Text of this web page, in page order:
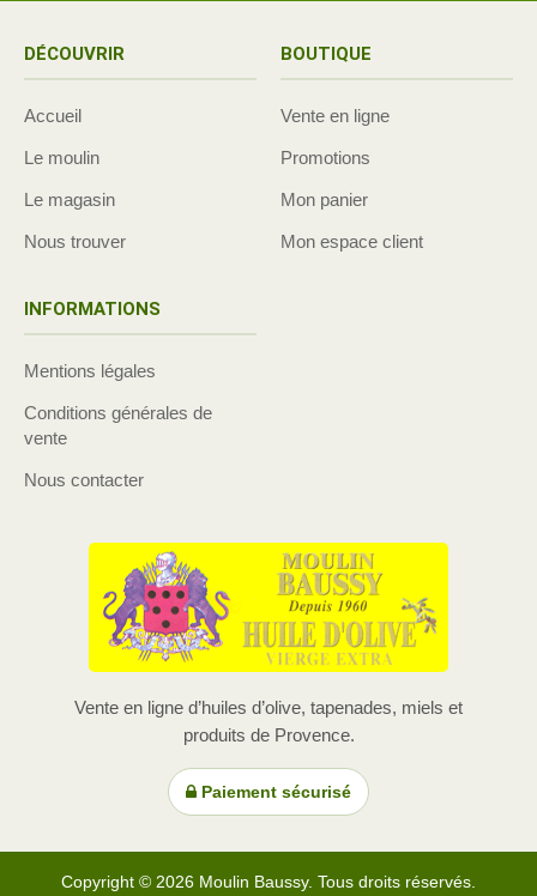
DÉCOUVRIR
Accueil
Le moulin
Le magasin
Nous trouver
BOUTIQUE
Vente en ligne
Promotions
Mon panier
Mon espace client
INFORMATIONS
Mentions légales
Conditions générales de
vente
Nous contacter
Vente en ligne d’huiles d’olive, tapenades, miels et
produits de Provence.
Paiement sécurisé
Copyright © 2026 Moulin Baussy. Tous droits réservés.